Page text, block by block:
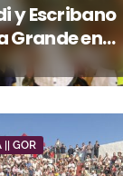
y Escribano
Grande en
en Azuaga
|| GOR